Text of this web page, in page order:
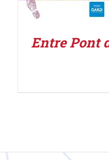
Entre Pont